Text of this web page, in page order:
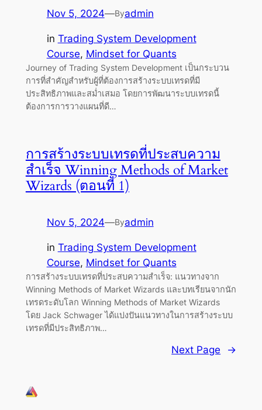
Nov 5, 2024—Byadmin
in Trading System Development
Course, Mindset for Quants
Journey of Trading System Development เป็นกระบวน
การที่สำคัญสำหรับผู้ที่ต้องการสร้างระบบเทรดที่มี
ประสิทธิภาพและสม่ำเสมอ โดยการพัฒนาระบบเทรดนี้
ต้องการการวางแผนที่ดี…
การสร้างระบบเทรดที่ประสบความ
สำเร็จ Winning Methods of Market
Wizards (ตอนที่ 1)
Nov 5, 2024—Byadmin
in Trading System Development
Course, Mindset for Quants
การสร้างระบบเทรดที่ประสบความสำเร็จ: แนวทางจาก
Winning Methods of Market Wizards และบทเรียนจากนัก
เทรดระดับโลก Winning Methods of Market Wizards
โดย Jack Schwager ได้แบ่งปันแนวทางในการสร้างระบบ
เทรดที่มีประสิทธิภาพ…
Next Page →